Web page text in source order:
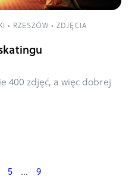
• RZESZÓW • ZDJĘCIA
400 zdjęć, a więc dobrej
5 … 9